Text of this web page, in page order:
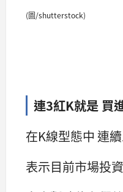
(圖/shutterstock)
連3紅K就是 買
在K線型態中 連
表示目前市場投